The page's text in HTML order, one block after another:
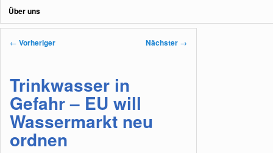
Über uns
Beitragsnavigation
← Vorheriger Nächster →
Trinkwasser in
Gefahr – EU will
Wassermarkt neu
ordnen